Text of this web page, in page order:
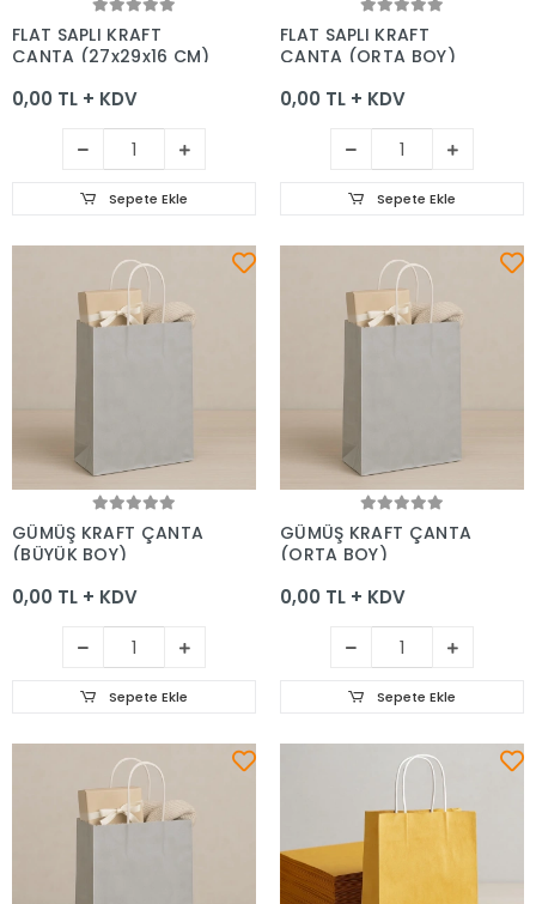
Sepete Ekle
FLAT SAPLI KRAFT
ÇANTA (27x29x16 CM)
0,00 TL + KDV
Sepete Ekle
Sepete Ekle
FLAT SAPLI KRAFT
ÇANTA (ORTA BOY)
0,00 TL + KDV
Sepete Ekle
Sepete Ekle
GÜMÜŞ KRAFT ÇANTA
(BÜYÜK BOY)
0,00 TL + KDV
Sepete Ekle
Sepete Ekle
GÜMÜŞ KRAFT ÇANTA
(ORTA BOY)
0,00 TL + KDV
Sepete Ekle